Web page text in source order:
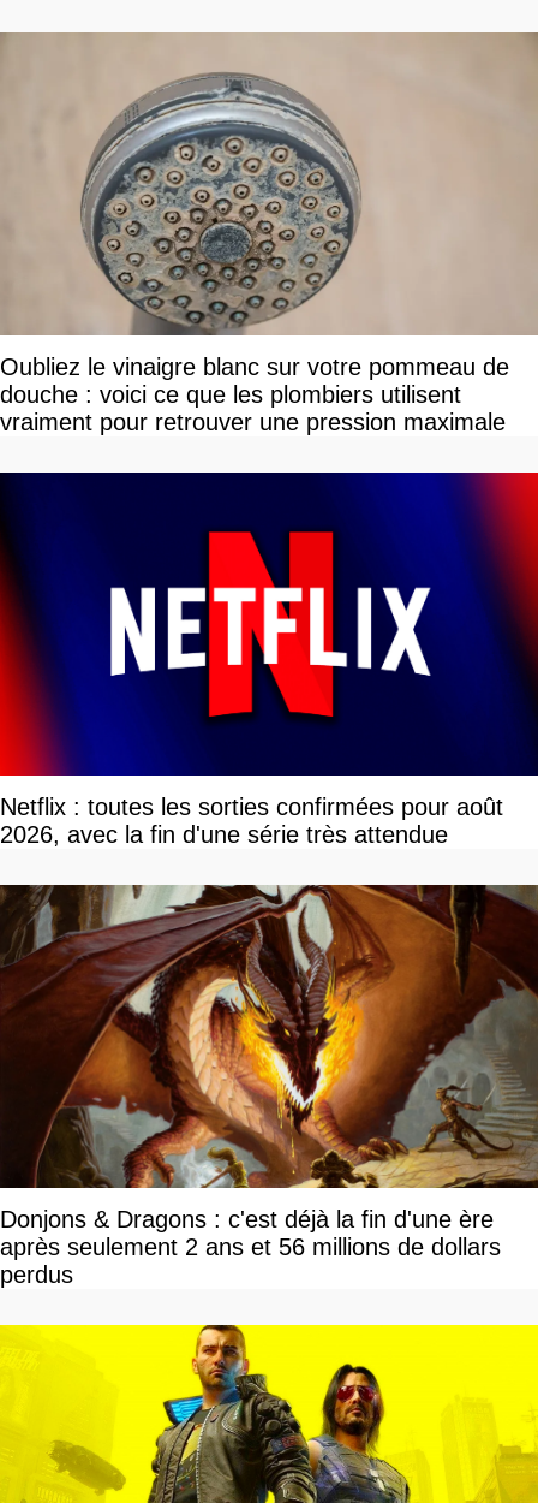
Oubliez le vinaigre blanc sur votre pommeau de
douche : voici ce que les plombiers utilisent
vraiment pour retrouver une pression maximale
Netflix : toutes les sorties confirmées pour août
2026, avec la fin d'une série très attendue
Donjons & Dragons : c'est déjà la fin d'une ère
après seulement 2 ans et 56 millions de dollars
perdus